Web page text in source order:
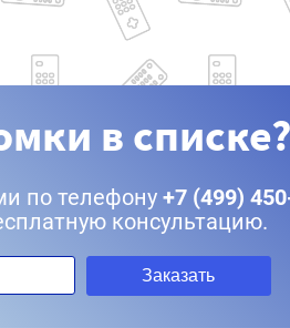
в списке?
по телефону +7 (499)
консультацию.
Заказать